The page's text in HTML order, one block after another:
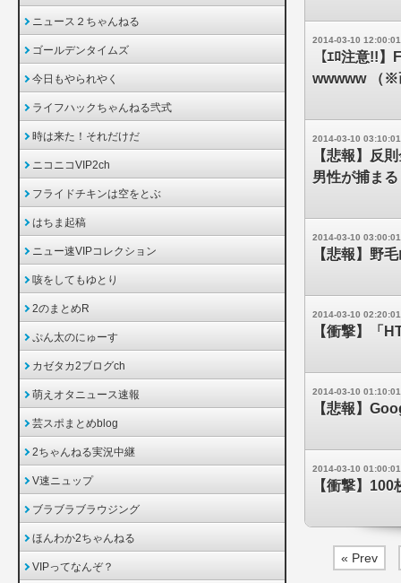
2014-03-10 12:00:01
【ｴﾛ注意!!
wwwww （※
2014-03-10 03:10:01
【悲報】反
男性が捕ま
2014-03-10 03:00:01
【悲報】野
2014-03-10 02:20:01
【衝撃】「
2014-03-10 01:10:01
【悲報】
2014-03-10 01:00:01
【衝撃】
« Prev
ニュース２ちゃんねる
ゴールデンタイムズ
今日もやられやく
ライフハックちゃんねる弐式
時は来た！それだけだ
ニコニコVIP2ch
フライドチキンは空をとぶ
はちま起稿
ニュー速VIPコレクション
咳をしてもゆとり
2のまとめR
ぷん太のにゅーす
カゼタカ2ブログch
萌えオタニュース速報
芸スポまとめblog
2ちゃんねる実況中継
V速ニュップ
ブラブラブラウジング
ほんわか2ちゃんねる
VIPってなんぞ？